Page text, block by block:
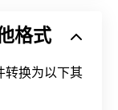
格式
转换为以下其